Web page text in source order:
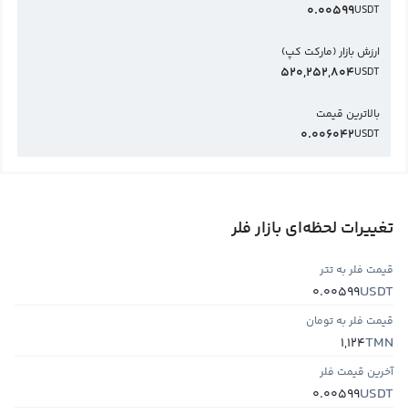
USDT
0.00599
ارزش بازار (مارکت کپ)
USDT
520,252,804
بالاترین قیمت
USDT
0.006042
تغییرات لحظه‌ای بازار فلر
قیمت فلر به تتر
USDT
0.00599
قیمت فلر به تومان
TMN
1,124
آخرین قیمت فلر
USDT
0.00599